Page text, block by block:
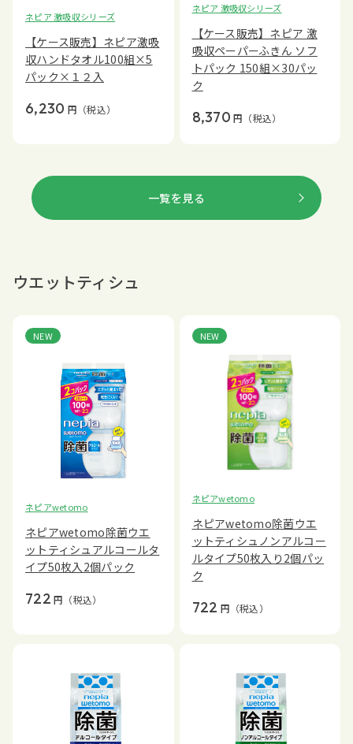
ネピア 激吸収シリーズ
【ケース販売】ネピア激吸
収ハンドタオル100組×5
パック×１２入
6,230 円 （税込）
ネピア 激吸収シリーズ
【ケース販売】ネピア 激
吸収ペーパーふきん ソフ
トパック 150組×30パッ
ク
8,370 円 （税込）
一覧を見る
ウエットティシュ
NEW
ネピアwetomo
ネピアwetomo除菌ウエ
ットティシュアルコールタ
イプ50枚入2個パック
722 円 （税込）
NEW
ネピアwetomo
ネピアwetomo除菌ウエ
ットティシュノンアルコー
ルタイプ50枚入り2個パッ
ク
722 円 （税込）